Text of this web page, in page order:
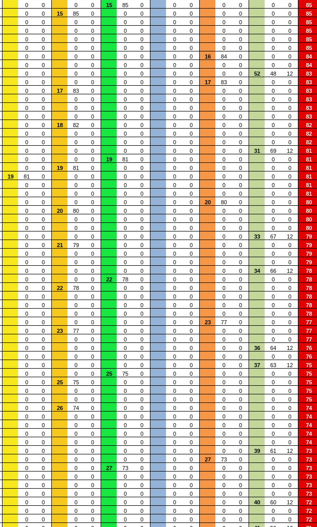
0 0 0 0 15 85 0 0 0 0 0 0 0
85
0 0 15 85 0 0 0 0 0 0 0 0 0
85
0 0 0 0 0 0 0 0 0 0 0 0
85
0 0 0 0 0 0 0 0 0 0 0 0
85
0 0 0 0 0 0 0 0 0 0 0 0
85
0 0 0 0 0 0 0 0 0 0 0 0
85
0 0 0 0 0 0 0 0 16 84 0 0 0
84
0 0 0 0 0 0 0 0 0 0 0 0
84
0 0 0 0 0 0 0 0 0 0 52 48 12
83
0 0 0 0 0 0 0 0 17 83 0 0 0
83
0 0 17 83 0 0 0 0 0 0 0 0 0
83
0 0 0 0 0 0 0 0 0 0 0 0
83
0 0 0 0 0 0 0 0 0 0 0 0
83
0 0 0 0 0 0 0 0 0 0 0 0
83
0 0 18 82 0 0 0 0 0 0 0 0 0
82
0 0 0 0 0 0 0 0 0 0 0 0
82
0 0 0 0 0 0 0 0 0 0 0 0
82
0 0 0 0 0 0 0 0 0 0 31 69 12
81
0 0 0 0 19 81 0 0 0 0 0 0 0
81
0 0 19 81 0 0 0 0 0 0 0 0 0
81
19 81 0 0 0 0 0 0 0 0 0 0 0
81
0 0 0 0 0 0 0 0 0 0 0 0
81
0 0 0 0 0 0 0 0 0 0 0 0
81
0 0 0 0 0 0 0 0 20 80 0 0 0
80
0 0 20 80 0 0 0 0 0 0 0 0 0
80
0 0 0 0 0 0 0 0 0 0 0 0
80
0 0 0 0 0 0 0 0 0 0 0 0
80
0 0 0 0 0 0 0 0 0 0 33 67 12
79
0 0 21 79 0 0 0 0 0 0 0 0 0
79
0 0 0 0 0 0 0 0 0 0 0 0
79
0 0 0 0 0 0 0 0 0 0 0 0
79
0 0 0 0 0 0 0 0 0 0 34 66 12
78
0 0 0 0 22 78 0 0 0 0 0 0 0
78
0 0 22 78 0 0 0 0 0 0 0 0 0
78
0 0 0 0 0 0 0 0 0 0 0 0
78
0 0 0 0 0 0 0 0 0 0 0 0
78
0 0 0 0 0 0 0 0 0 0 0 0
78
0 0 0 0 0 0 0 0 23 77 0 0 0
77
0 0 23 77 0 0 0 0 0 0 0 0 0
77
0 0 0 0 0 0 0 0 0 0 0 0
77
0 0 0 0 0 0 0 0 0 0 36 64 12
76
0 0 0 0 0 0 0 0 0 0 0 0
76
0 0 0 0 0 0 0 0 0 0 37 63 12
75
0 0 0 0 25 75 0 0 0 0 0 0 0
75
0 0 25 75 0 0 0 0 0 0 0 0 0
75
0 0 0 0 0 0 0 0 0 0 0 0
75
0 0 0 0 0 0 0 0 0 0 0 0
75
0 0 26 74 0 0 0 0 0 0 0 0 0
74
0 0 0 0 0 0 0 0 0 0 0 0
74
0 0 0 0 0 0 0 0 0 0 0 0
74
0 0 0 0 0 0 0 0 0 0 0 0
74
0 0 0 0 0 0 0 0 0 0 0 0
74
0 0 0 0 0 0 0 0 0 0 39 61 12
73
0 0 0 0 0 0 0 0 27 73 0 0 0
73
0 0 0 0 27 73 0 0 0 0 0 0 0
73
0 0 0 0 0 0 0 0 0 0 0 0
73
0 0 0 0 0 0 0 0 0 0 0 0
73
0 0 0 0 0 0 0 0 0 0 0 0
73
0 0 0 0 0 0 0 0 0 0 40 60 12
72
0 0 0 0 0 0 0 0 0 0 0 0
72
0 0 0 0 0 0 0 0 0 0 0 0
72